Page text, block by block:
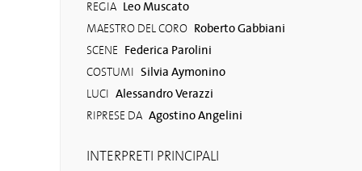
REGIA Leo Muscato
MAESTRO DEL CORO Roberto Gabbiani
SCENE Federica Parolini
COSTUMI Silvia Aymonino
LUCI Alessandro Verazzi
RIPRESE DA Agostino Angelini
INTERPRETI PRINCIPALI